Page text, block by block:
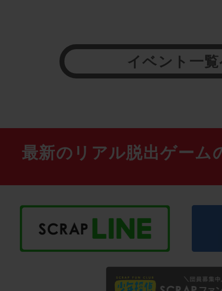
イベント一
最新のリアル脱出ゲーム